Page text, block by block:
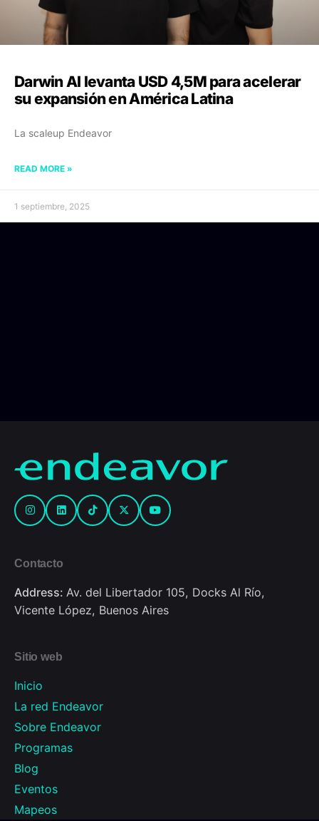
Darwin AI levanta USD 4,5M para acelerar
su expansión en América Latina
La scaleup Endeavor
READ MORE »
1 septiembre, 2025
Contacto
Address: Av. del Libertador 105, Docks Al Río,
Vicente López, Buenos Aires
Sitio web
Inicio
La red Endeavor
Sobre Endeavor
Programas
Blog
Eventos
Mapeos